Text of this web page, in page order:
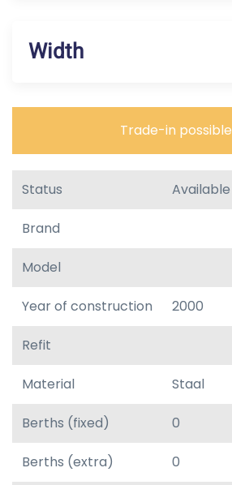
Width
Trade-in possible
Status Available
Brand
Model
Year of construction 2000
Refit
Material Staal
Berths (fixed) 0
Berths (extra) 0